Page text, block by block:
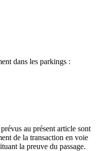
dans les parkings :
au présent article sont
de la transaction en voie
la preuve du passage.